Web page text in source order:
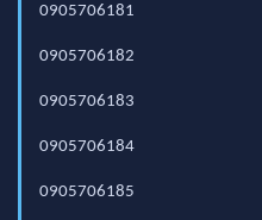
0905706181
0905706182
0905706183
0905706184
0905706185